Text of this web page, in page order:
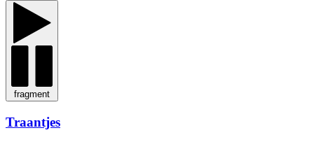
fragment
Traantjes